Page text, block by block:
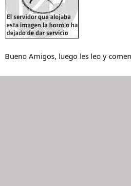
Bueno Amigos, luego les leo y